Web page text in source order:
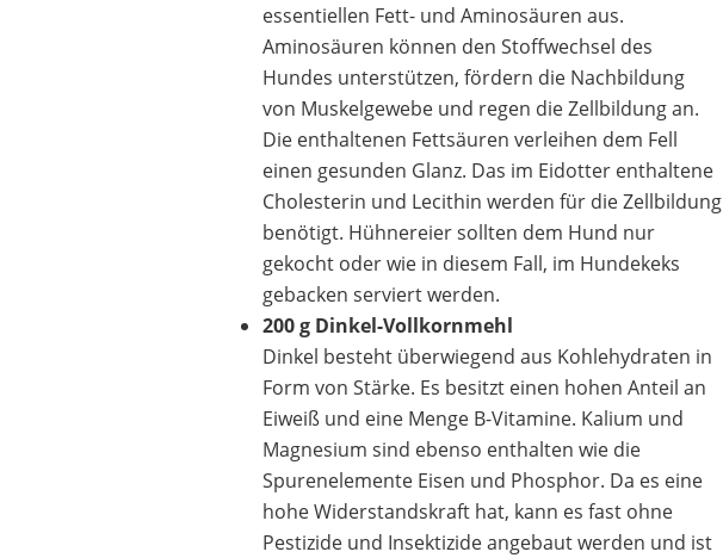
essentiellen Fett- und Aminosäuren aus.
Aminosäuren können den Stoffwechsel des
Hundes unterstützen, fördern die Nachbildung
von Muskelgewebe und regen die Zellbildung an.
Die enthaltenen Fettsäuren verleihen dem Fell
einen gesunden Glanz. Das im Eidotter enthaltene
Cholesterin und Lecithin werden für die Zellbildung
benötigt. Hühnereier ​sollten dem Hund nur
gekocht oder wie in diesem Fall, im Hundekeks
gebacken serviert werden.
200 g Dinkel-Vollkornmehl
Dinkel besteht überwiegend aus Kohlehydraten in
Form von Stärke. Es besitzt einen hohen Anteil an
Eiweiß und eine Menge B-Vitamine. Kalium und
Magnesium sind ebenso enthalten wie die
Spurenelemente Eisen und Phosphor. Da es eine
hohe Widerstandskraft hat, kann es fast ohne
Pestizide und Insektizide angebaut werden und ist